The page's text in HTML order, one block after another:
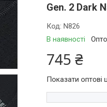
Gen. 2 Dark
В наявності
Код:N826
745 ₴
Показати оптові